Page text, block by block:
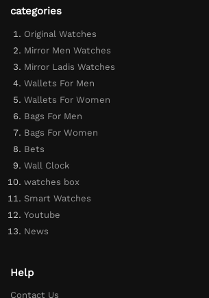
categories
Original Watches
Mirror Men Watches
Mirror Ladis Watches
Wallets For Men
Wallets For Women
Bags For Men
Bags For Women
Bets
Wall Clock
watches box
Smart Watches
Youtube
News
Help
Contact Us